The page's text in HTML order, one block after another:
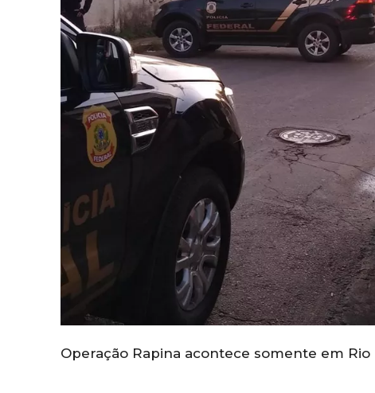
Operação Rapina acontece somente em